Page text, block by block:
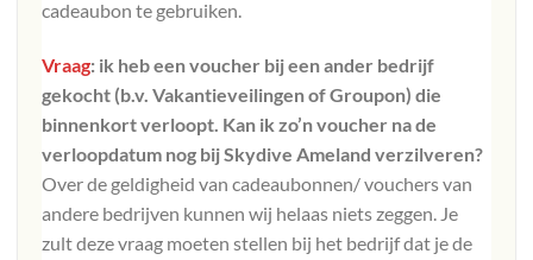
cadeaubon te gebruiken.
Vraag: ik heb een voucher bij een ander bedrijf
gekocht (b.v. Vakantieveilingen of Groupon) die
binnenkort verloopt. Kan ik zo’n voucher na de
verloopdatum nog bijSkydive Ameland verzilveren?
Over de geldigheid van cadeaubonnen/ vouchers van
andere bedrijven kunnen wij helaas niets zeggen. Je
zult deze vraag moeten stellen bij het bedrijf dat je de